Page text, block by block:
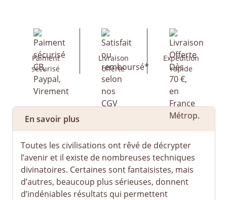
Paiment
sécurisé
Livraison
offerte
Expédition
rapide
En savoir plus
Toutes les civilisations ont rêvé de décrypter
l’avenir et il existe de nombreuses techniques
divinatoires. Certaines sont fantaisistes, mais
d’autres, beaucoup plus sérieuses, donnent
d’indéniables résultats qui permettent